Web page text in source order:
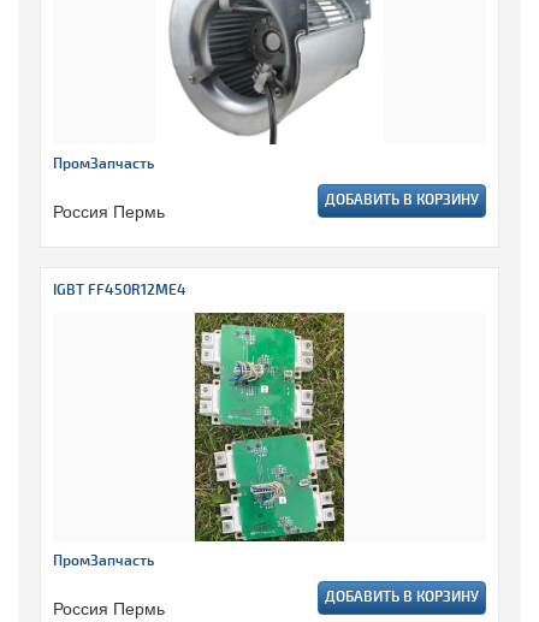
ПромЗапчасть
Россия Пермь ДОБАВИТЬ В КОРЗИНУ
IGBT FF450R12ME4
ПромЗапчасть
Россия Пермь ДОБАВИТЬ В КОРЗИНУ